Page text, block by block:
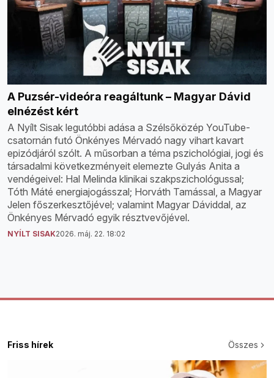
A Puzsér-videóra reagáltunk – Magyar Dávid
elnézést kért
A Nyílt Sisak legutóbbi adása a Szélsőközép YouTube-
csatornán futó Önkényes Mérvadó nagy vihart kavart
epizódjáról szólt. A műsorban a téma pszichológiai, jogi és
társadalmi következményeit elemezte Gulyás Anita a
vendégeivel: Hal Melinda klinikai szakpszichológussal;
Tóth Máté energiajogásszal; Horváth Tamással, a Magyar
Jelen főszerkesztőjével; valamint Magyar Dáviddal, az
Önkényes Mérvadó egyik résztvevőjével.
NYÍLT SISAK2026. máj. 22. 18:02
Friss hírek Összes